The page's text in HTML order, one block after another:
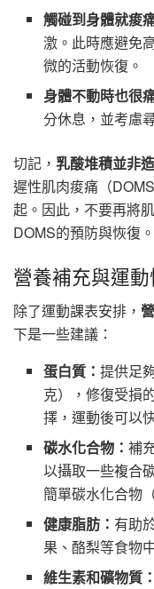
觸碰到身體就痠
激。此時應避免
微的活動恢復。
身體不動時也很
分休息，並考慮
切記， 乳酸堆積並非
遲性肌肉痠痛（
起。因此，不要再將
DOMS的預防與恢復。
營養補充與運
除了運動課表安排，
下是一些建議：
蛋白質：提供足
克），修復受損
擇，運動後可以
碳水化合物：補
以攝取一些複合
簡單碳水化合物
健康脂肪： 有助
果、酪梨等食物
維生素和礦物質